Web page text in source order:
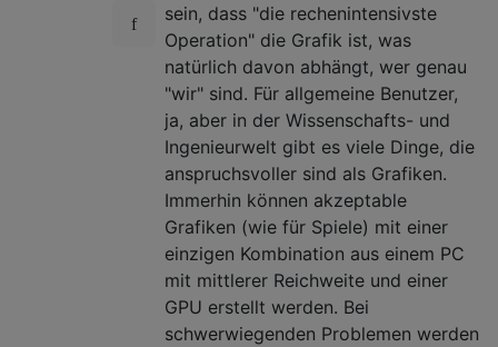
sein, dass "die rechenintensivste
Operation" die Grafik ist, was
natürlich davon abhängt, wer genau
"wir" sind. Für allgemeine Benutzer,
ja, aber in der Wissenschafts- und
Ingenieurwelt gibt es viele Dinge, die
anspruchsvoller sind als Grafiken.
Immerhin können akzeptable
Grafiken (wie für Spiele) mit einer
einzigen Kombination aus einem PC
mit mittlerer Reichweite und einer
GPU erstellt werden. Bei
schwerwiegenden Problemen werden